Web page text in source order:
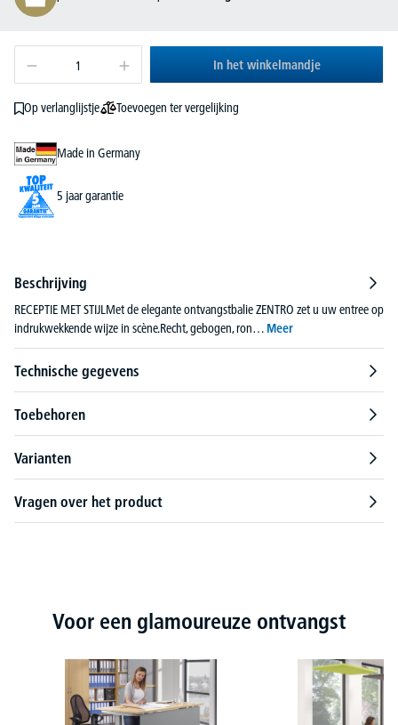
In het winkelmandje
Op verlanglijstje Toevoegen ter vergelijking
Made in Germany
5 jaar garantie
Beschrijving
RECEPTIE MET STIJLMet de elegante ontvangstbalie ZENTRO zet u uw entree op
indrukwekkende wijze in scène.Recht, gebogen, ron… Meer
Technische gegevens
Toebehoren
Varianten
Vragen over het product
Productgalerij overslaan
Voor een glamoureuze ontvangst